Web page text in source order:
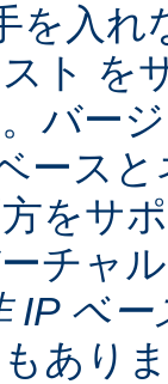
を入れ
ト を
バー
ース
をサ
チャ
IP ベー
あり